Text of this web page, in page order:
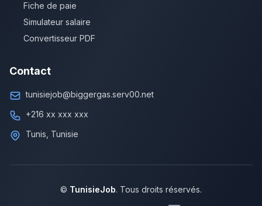
Fiche de paie
Simulateur salaire
Convertisseur PDF
Contact
tunisiejob@biggergas.serv00.net
+216 xx xxx xxx
Tunis, Tunisie
© TunisieJob. Tous droits réservés.